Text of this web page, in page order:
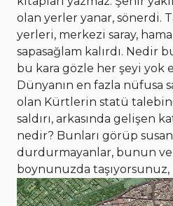
olan yerler yanar, sönerdi.
yerleri, merkezi saray,
sapasağlam kalırdı. Nedir
bu kara gözle her şeyi yok
Dünyanın en fazla nüfusa
olan Kürtlerin statü
saldırı, arkasında gelişen
nedir? Bunları görüp
durdurmayanlar, bunun
boynunuzda taşıyorsunuz,